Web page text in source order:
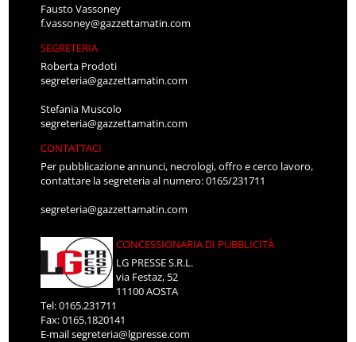
Fausto Vassoney
f.vassoney@gazzettamatin.com
SEGRETERIA
Roberta Prodoti
segreteria@gazzettamatin.com
Stefania Muscolo
segreteria@gazzettamatin.com
CONTATTACI
Per pubblicazione annunci, necrologi, offro e cerco lavoro,
contattare la segreteria al numero: 0165/231711
segreteria@gazzettamatin.com
CONCESSIONARIA DI PUBBLICITÀ
LG PRESSE S.R.L.
via Festaz, 52
11100 AOSTA
Tel: 0165.231711
Fax: 0165.1820141
E-mailsegreteria@lgpresse.com